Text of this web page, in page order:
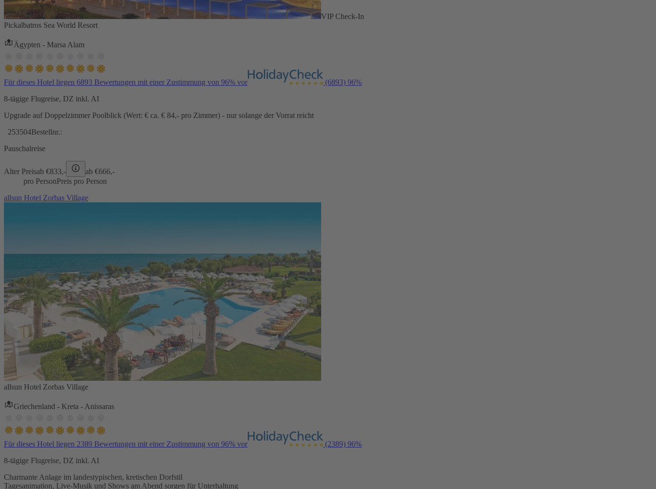
VIP Check-In
Pickalbatros Sea World Resort
Ägypten - Marsa Alam
Für dieses Hotel liegen 6893 Bewertungen mit einer Zustimmung von 96% vor (6893) 96%
8-tägige Flugreise, DZ inkl. AI
Upgrade auf Doppelzimmer Poolblick (Wert: € ca. € 84,- pro Zimmer) - nur solange der Vorrat reicht
253504Bestellnr.:
Pauschalreise
Alter Preisab €833,- ab €666,-
pro PersonPreis pro Person
allsun Hotel Zorbas Village
allsun Hotel Zorbas Village
Griechenland - Kreta - Anissaras
Für dieses Hotel liegen 2389 Bewertungen mit einer Zustimmung von 96% vor (2389) 96%
8-tägige Flugreise, DZ inkl. AI
Charmante Anlage im landestypischen, kretischen Dorfstil
Tagesanimation, Live-Musik und Shows am Abend sorgen für Unterhaltung